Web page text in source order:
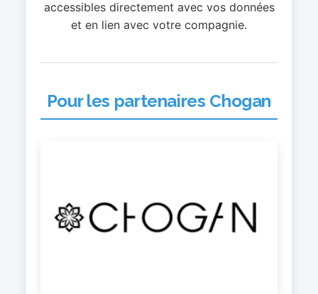
accessibles directement avec vos données
et en lien avec votre compagnie.
Pour les partenaires Chogan